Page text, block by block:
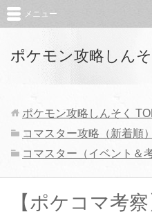
ポケモン攻略しんそ
メニュー
ポケモン攻略しんそく
コマスター攻略（新着順）
コマスター（イベント＆
【ポケコマ考